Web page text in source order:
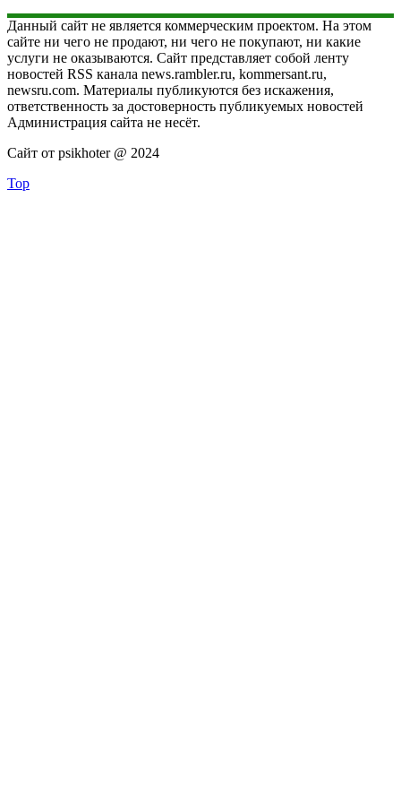
Данный сайт не является коммерческим проектом. На этом
сайте ни чего не продают, ни чего не покупают, ни какие
услуги не оказываются. Сайт представляет собой ленту
новостей RSS канала news.rambler.ru, kommersant.ru,
newsru.com. Материалы публикуются без искажения,
ответственность за достоверность публикуемых новостей
Администрация сайта не несёт.
Сайт от psikhoter @ 2024
Top